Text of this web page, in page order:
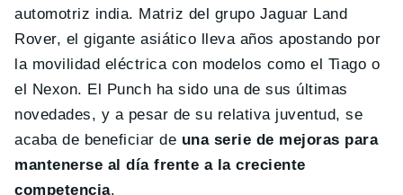
automotriz india. Matriz del grupo Jaguar Land
Rover, el gigante asiático lleva años apostando por
la movilidad eléctrica con modelos como el Tiago o
el Nexon. El Punch ha sido una de sus últimas
novedades, y a pesar de su relativa juventud, se
acaba de beneficiar de una serie de mejoras para
mantenerse al día frente a la creciente
competencia.